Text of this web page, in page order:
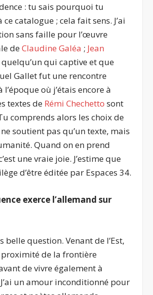
: tu sais pourquoi tu
catalogue ; cela fait sens. J’ai
sans faille pour l’œuvre
deClaudine Galéa ; Jean
quelqu’un qui captive et que
Gallet fut une rencontre
où j’étais encore à
textes de Rémi Chechetto sont
comprends alors les choix de
soutient pas qu’un texte, mais
Quand on en prend
une vraie joie. J’estime que
d’être éditée par Espaces 34.
exerce l’allemand sur
belle question. Venant de l’Est,
proximité de la frontière
de vivre également à
un amour inconditionné pour